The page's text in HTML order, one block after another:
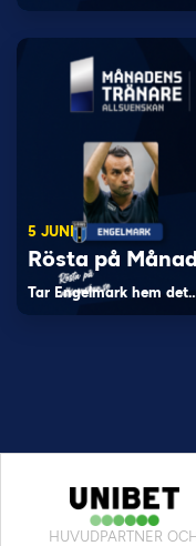
5 JUNI
Rösta på
Tar Engelmark hem
HUVUDPARTNER OCH